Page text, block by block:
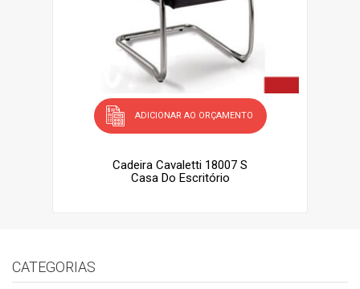
ADICIONAR AO ORÇAMENTO
Cadeira Cavaletti 18007 S
Casa Do Escritório
CATEGORIAS